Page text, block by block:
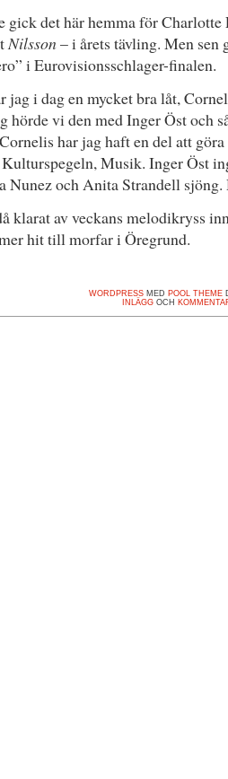
gick det här hemma för
Nilsson– i årets tävling. Men sen
i Eurovisionsschlager-finalen.
jag i dag en mycket bra låt,
hörde vi den med Inger Öst och
har jag haft en del att
Musik. Inger Öst
Nunez och Anita Strandell
klarat av veckans melodikryss
hit till morfar i Öregrund.
WORDPRESSMED POOL THEME
INLÄGGOCH